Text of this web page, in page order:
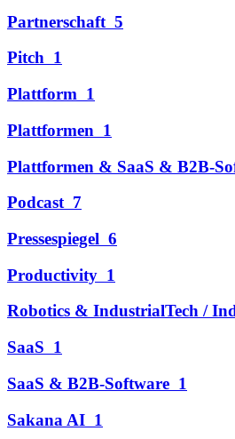
Partnerschaft 5
Pitch 1
Plattform 1
Plattformen 1
Plattformen & SaaS & B2B-
Podcast 7
Pressespiegel 6
Productivity 1
Robotics & IndustrialTech /
SaaS 1
SaaS & B2B-Software 1
Sakana AI 1